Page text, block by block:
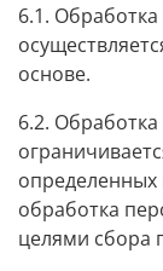
6.1.
основе.
6.2.
определенных
обработка
целями сбора